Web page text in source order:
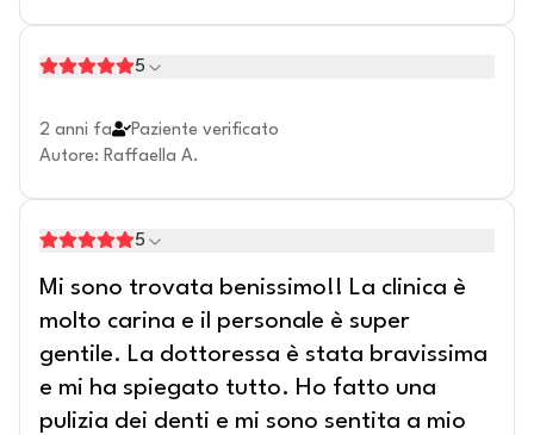
5
2 anni fa
Paziente verificato
Autore: Raffaella A.
5
Mi sono trovata benissimo!! La clinica è
molto carina e il personale è super
gentile. La dottoressa è stata bravissima
e mi ha spiegato tutto. Ho fatto una
pulizia dei denti e mi sono sentita a mio